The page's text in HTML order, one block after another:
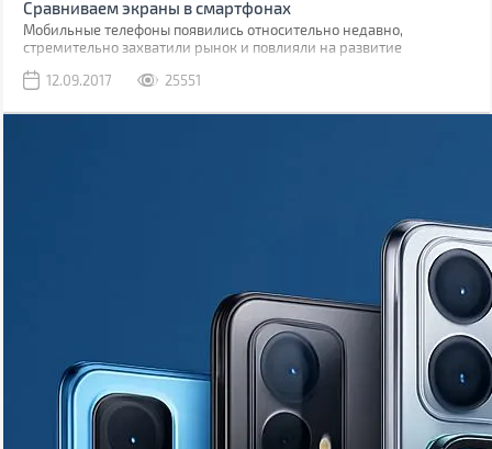
Сравниваем экраны в смартфонах
Мобильные телефоны появились относительно недавно,
стремительно захватили рынок и повлияли на развитие
12.09.2017
25551